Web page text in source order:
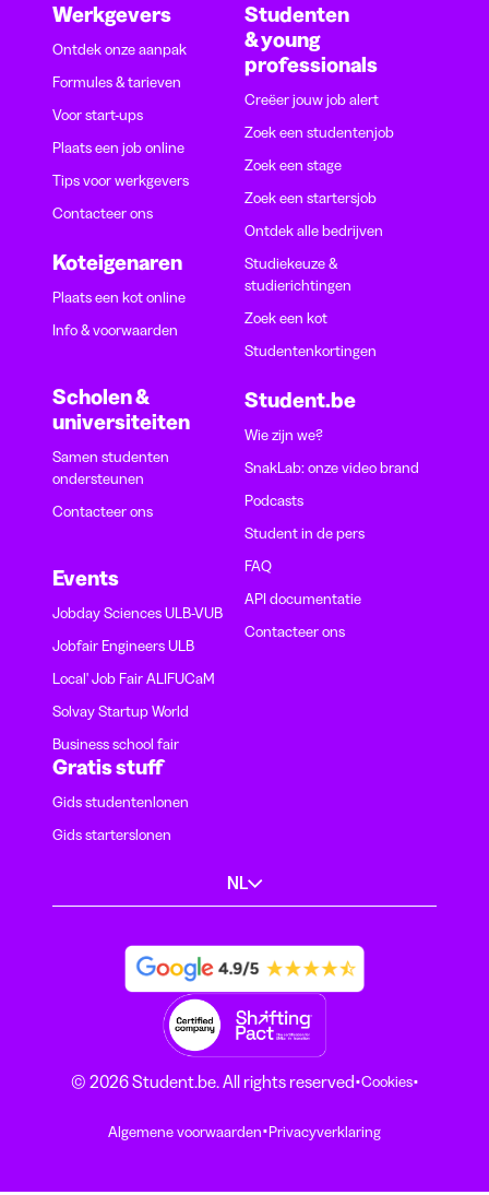
Werkgevers
Ontdek onze aanpak
Formules & tarieven
Voor start-ups
Plaats een job online
Tips voor werkgevers
Contacteer ons
Koteigenaren
Plaats een kot online
Info & voorwaarden
Scholen &
universiteiten
Samen studenten
ondersteunen
Contacteer ons
Events
Jobday Sciences ULB-VUB
Jobfair Engineers ULB
Local' Job Fair ALIFUCaM
Solvay Startup World
Business school fair
Studenten
& young
professionals
Creëer jouw job alert
Zoek een studentenjob
Zoek een stage
Zoek een startersjob
Ontdek alle bedrijven
Studiekeuze &
studierichtingen
Zoek een kot
Studentenkortingen
Student.be
Wie zijn we?
SnakLab: onze video brand
Podcasts
Student in de pers
FAQ
API documentatie
Contacteer ons
Gratis stuff
Gids studentenlonen
Gids starterslonen
NL
© 2026 Student.be. All rights reserved·Cookies·
Algemene voorwaarden·Privacyverklaring